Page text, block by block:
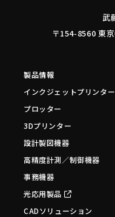
武
〒154-8560 東
製品情報
インクジェットプリンター
プロッター
3Dプリンター
設計製図機器
高精度計測／制御機器
事務機器
光応用製品
CADソリューション